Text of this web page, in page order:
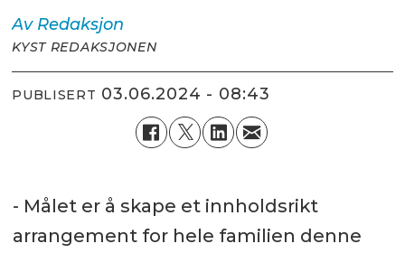
Av Redaksjon
KYST REDAKSJONEN
PUBLISERT 03.06.2024 - 08:43
- Målet er å skape et innholdsrikt
arrangement for hele familien denne